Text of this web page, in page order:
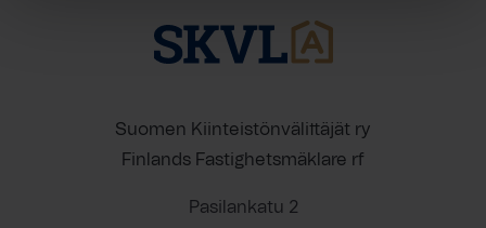
Suomen Kiinteistönvälittäjät ry
Finlands Fastighetsmäklare rf
Pasilankatu 2